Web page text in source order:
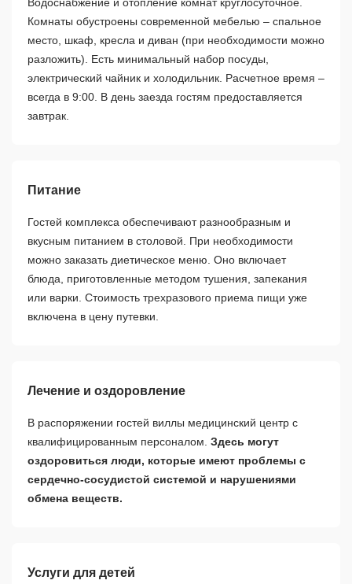
Водоснабжение и отопление комнат круглосуточное.
Комнаты обустроены современной мебелью – спальное
место, шкаф, кресла и диван (при необходимости можно
разложить). Есть минимальный набор посуды,
электрический чайник и холодильник. Расчетное время –
всегда в 9:00. В день заезда гостям предоставляется
завтрак.
Питание
Гостей комплекса обеспечивают разнообразным и
вкусным питанием в столовой. При необходимости
можно заказать диетическое меню. Оно включает
блюда, приготовленные методом тушения, запекания
или варки. Стоимость трехразового приема пищи уже
включена в цену путевки.
Лечение и оздоровление
В распоряжении гостей виллы медицинский центр с
квалифицированным персоналом. Здесь могут
оздоровиться люди, которые имеют проблемы с
сердечно-сосудистой системой и нарушениями
обмена веществ.
Услуги для детей